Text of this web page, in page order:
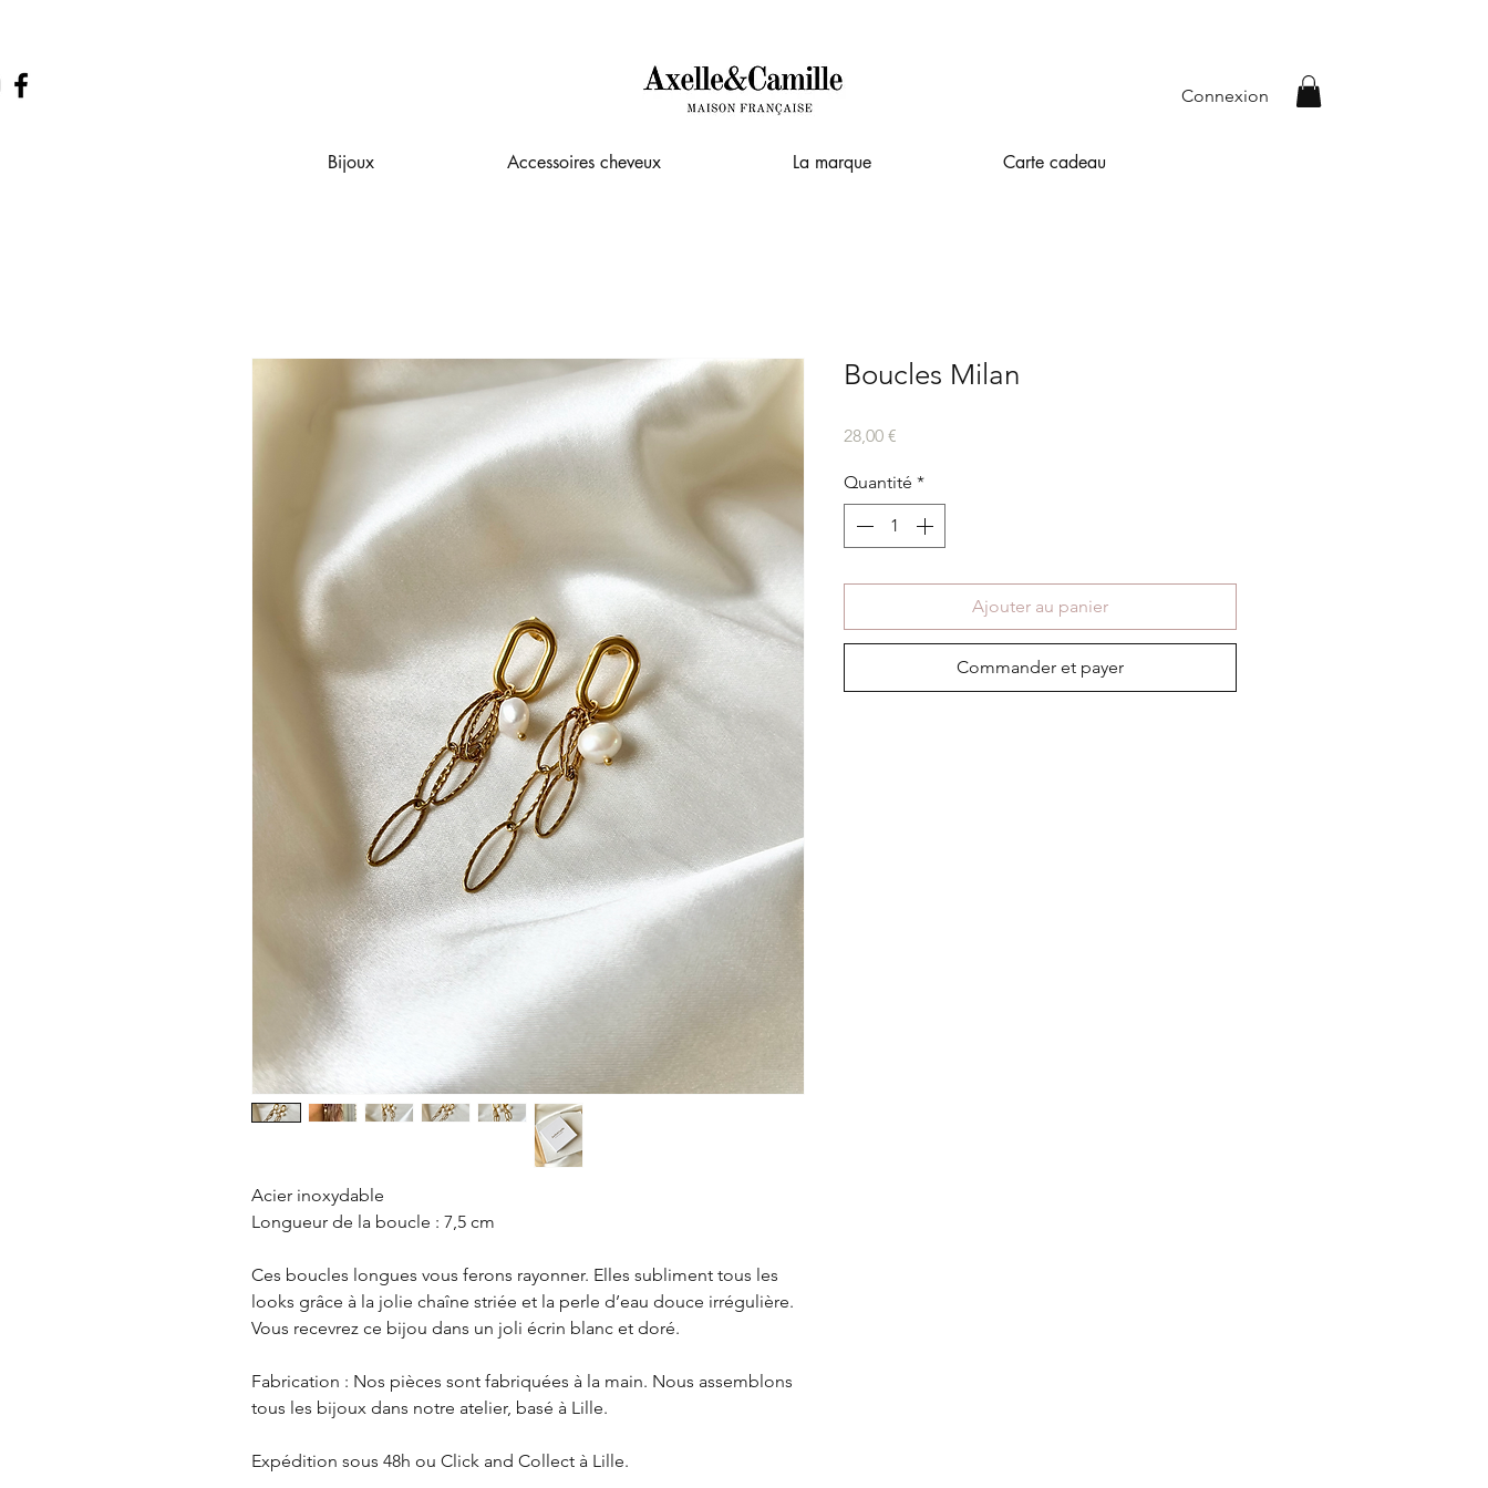
Connexion
Bijoux Accessoires cheveux La marque Carte cadeau
Acier inoxydable
Longueur de la boucle : 7,5 cm
Ces boucles longues vous ferons rayonner. Elles subliment tous les
looks grâce à la jolie chaîne striée et la perle d’eau douce irrégulière.
Vous recevrez ce bijou dans un joli écrin blanc et doré.
Fabrication : Nos pièces sont fabriquées à la main. Nous assemblons
tous les bijoux dans notre atelier, basé à Lille.
Expédition sous 48h ou Click and Collect à Lille.
Boucles Milan
28,00 €
Quantité *
Ajouter au panier
Commander et payer